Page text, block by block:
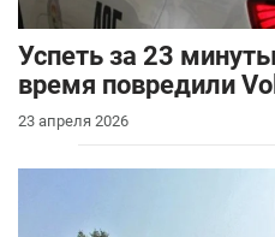
Успеть за 23
время повредили
23 апреля 2026